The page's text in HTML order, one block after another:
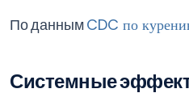
По даннымCDC по
Системные